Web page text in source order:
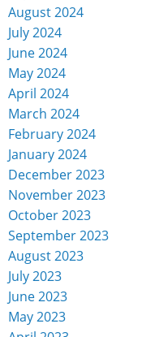
August 2024
July 2024
June 2024
May 2024
April 2024
March 2024
February 2024
January 2024
December 2023
November 2023
October 2023
September 2023
August 2023
July 2023
June 2023
May 2023